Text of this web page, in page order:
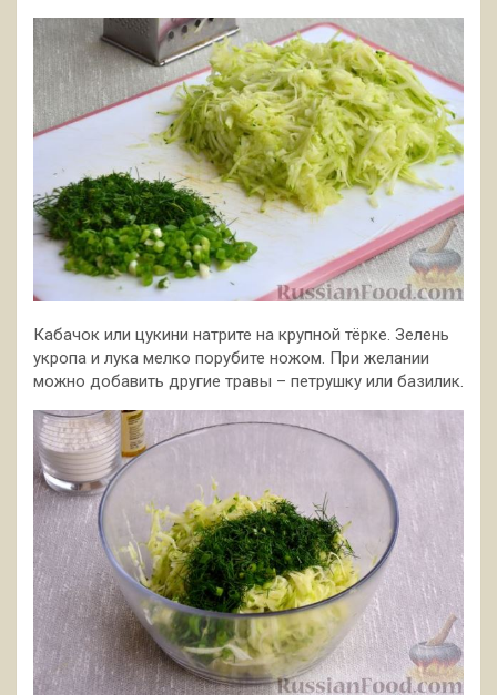
Кабачок или цукини натрите на крупной тёрке. Зелень
укропа и лука мелко порубите ножом. При желании
можно добавить другие травы – петрушку или базилик.